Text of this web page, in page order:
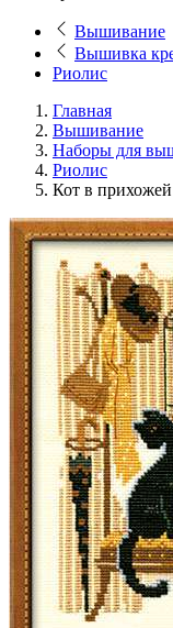
Вышивание
Вышивка
Риолис
Главная
Вышивание
Наборы для
Риолис
Кот в прихожей